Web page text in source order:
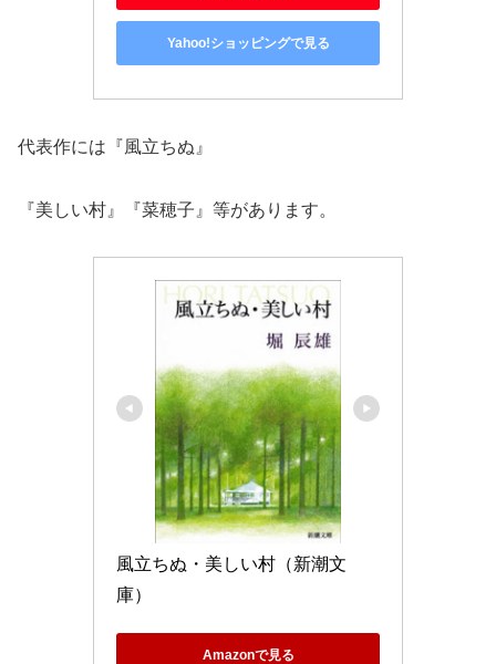
Yahoo!ショッピングで見る
代表作には『風立ちぬ』
『美しい村』『菜穂子』等があります。
風立ちぬ・美しい村（新潮文
庫）
Amazonで見る